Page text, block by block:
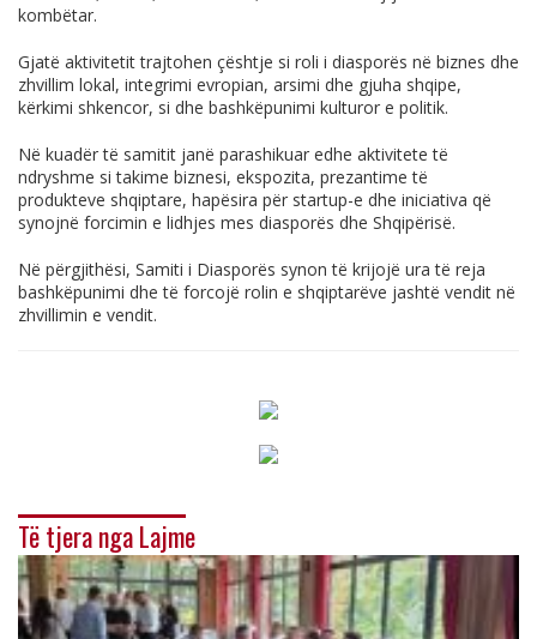
kombëtar.
Gjatë aktivitetit trajtohen çështje si roli i diasporës në biznes dhe
zhvillim lokal, integrimi evropian, arsimi dhe gjuha shqipe,
kërkimi shkencor, si dhe bashkëpunimi kulturor e politik.
Në kuadër të samitit janë parashikuar edhe aktivitete të
ndryshme si takime biznesi, ekspozita, prezantime të
produkteve shqiptare, hapësira për startup-e dhe iniciativa që
synojnë forcimin e lidhjes mes diasporës dhe Shqipërisë.
Në përgjithësi, Samiti i Diasporës synon të krijojë ura të reja
bashkëpunimi dhe të forcojë rolin e shqiptarëve jashtë vendit në
zhvillimin e vendit.
Të tjera nga Lajme